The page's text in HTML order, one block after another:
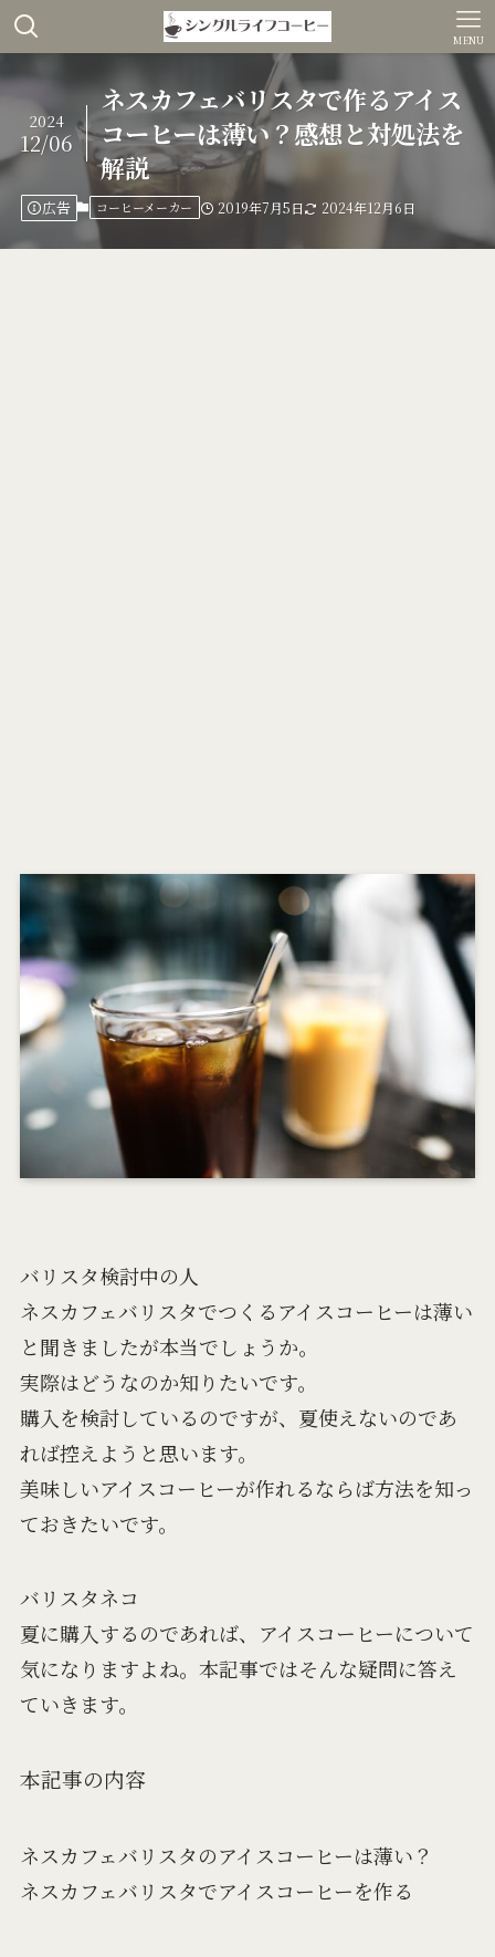
MENU
ネスカフェバリスタで作るアイス
コーヒーは薄い？感想と対処法を
解説
2024
12/06
広告 コーヒーメーカー 2019年7月5日 2024年12月6日
バリスタ検討中の人
ネスカフェバリスタでつくるアイスコーヒーは薄い
と聞きましたが本当でしょうか。
実際はどうなのか知りたいです。
購入を検討しているのですが、夏使えないのであ
れば控えようと思います。
美味しいアイスコーヒーが作れるならば方法を知っ
ておきたいです。
バリスタネコ
夏に購入するのであれば、アイスコーヒーについて
気になりますよね。本記事ではそんな疑問に答え
ていきます。
本記事の内容
ネスカフェバリスタのアイスコーヒーは薄い？
ネスカフェバリスタでアイスコーヒーを作る